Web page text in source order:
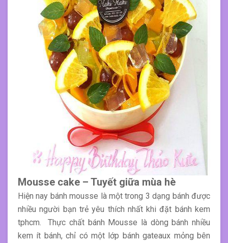
Mousse cake – Tuyết giữa mùa hè
Hiện nay bánh mousse là một trong 3 dạng bánh được
nhiều người bạn trẻ yêu thích nhất khi đặt bánh kem
tphcm. Thực chất bánh Mousse là dòng bánh nhiều
kem ít bánh, chỉ có một lớp bánh gateaux mỏng bên